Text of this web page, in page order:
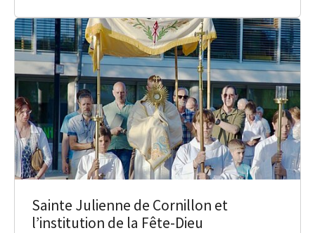
Sainte Julienne de Cornillon et
l’institution de la Fête-Dieu